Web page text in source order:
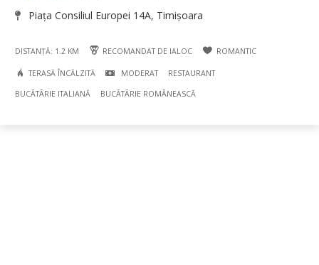
Piața Consiliul Europei 14A, Timișoara
DISTANȚĂ: 1.2 KM RECOMANDAT DE IALOC ROMANTIC
TERASĂ ÎNCĂLZITĂ MODERAT RESTAURANT
BUCÃTÃRIE ITALIANĂ BUCÃTÃRIE ROMÂNEASCĂ